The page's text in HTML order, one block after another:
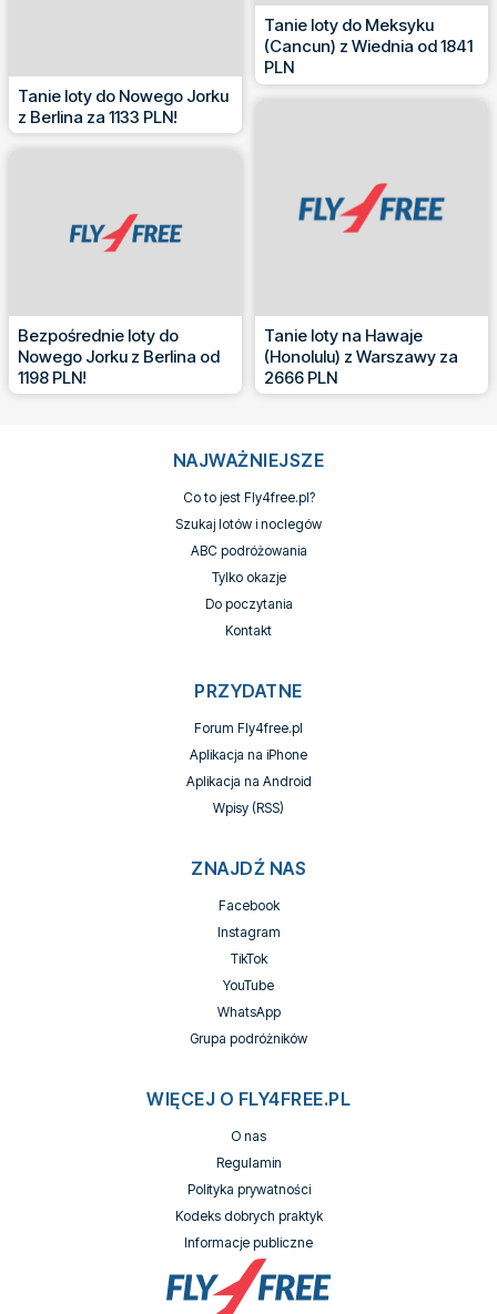
Tanie loty do Nowego Jorku
z Berlina za 1133 PLN!
Tanie loty do Meksyku
(Cancun) z Wiednia od 1841
PLN
Bezpośrednie loty do
Nowego Jorku z Berlina od
1198 PLN!
Tanie loty na Hawaje
(Honolulu) z Warszawy za
2666 PLN
NAJWAŻNIEJSZE
Co to jest Fly4free.pl?
Szukaj lotów i noclegów
ABC podróżowania
Tylko okazje
Do poczytania
Kontakt
PRZYDATNE
Forum Fly4free.pl
Aplikacja na iPhone
Aplikacja na Android
Wpisy (RSS)
ZNAJDŹ NAS
Facebook
Instagram
TikTok
YouTube
WhatsApp
Grupa podróżników
WIĘCEJ O FLY4FREE.PL
O nas
Regulamin
Polityka prywatności
Kodeks dobrych praktyk
Informacje publiczne